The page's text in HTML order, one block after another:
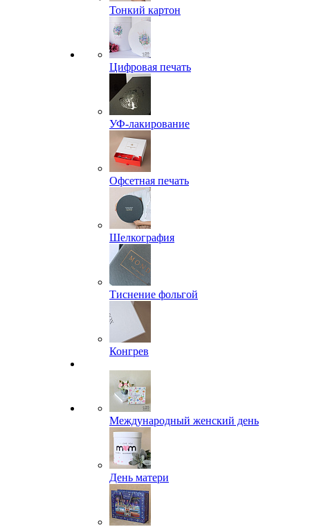
Тонкий картон
Цифровая печать
УФ-лакирование
Офсетная печать
Шелкография
Тиснение фольгой
Конгрев
Международный женский день
День матери